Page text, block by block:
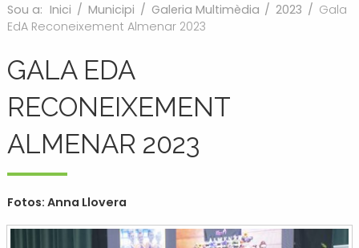
Sou a: Inici / Municipi / Galeria Multimèdia / 2023 / Gala
EdA Reconeixement Almenar 2023
GALA EDA
RECONEIXEMENT
ALMENAR 2023
Fotos: Anna Llovera